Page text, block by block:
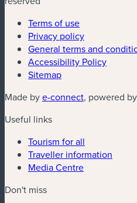
Terms of use
Privacy policy
General terms and
Accessibility Policy
Sitemap
Made bye-connect(new
, powered by
Useful links
Tourism for all
Traveller information
Media Centre
Don't miss